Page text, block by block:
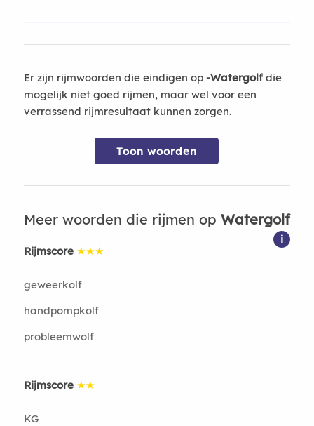
Er zijn rijmwoorden die eindigen op -Watergolfdie
mogelijk niet goed rijmen, maar wel voor een
verrassend rijmresultaat kunnen zorgen.
Toon woorden
Meer woorden die rijmen op Watergolf
i
Rijmscore ★★★
geweerkolf
handpompkolf
probleemwolf
Rijmscore ★★
KG